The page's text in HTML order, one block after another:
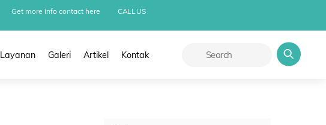
Get more info contact here CALL US
Layanan Galeri Artikel Kontak